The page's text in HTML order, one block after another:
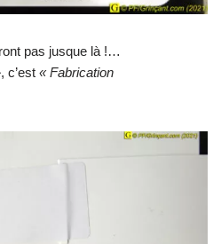
pas jusque là !…
, c’est « Fabrication